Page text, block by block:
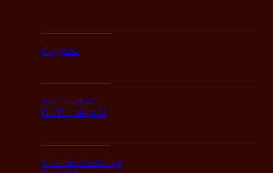
Cognac
Francúzsko
Ďaľšie oblasti
Claude chatelier